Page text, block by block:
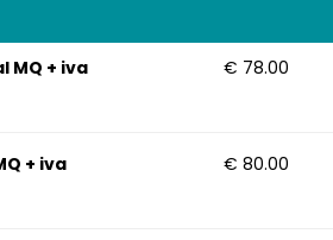
MQ + iva € 78.00
+ iva € 80.00